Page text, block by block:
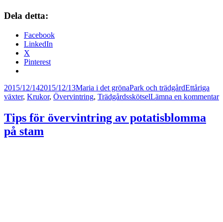
Dela detta:
Facebook
LinkedIn
X
Pinterest
Postat
2015/12/142015/12/13Författare
Maria i det grönaKategorier
Park och trädgårdTaggar
Ettåriga
växter, Krukor, Övervintring, TrädgårdsskötselLämna en kommentar
Tips för övervintring av potatisblomma
på stam